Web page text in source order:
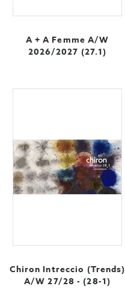
A + A Femme A/W
2026/2027 (27.1)
Chiron Intreccio (Trends)
A/W 27/28 - (28-1)